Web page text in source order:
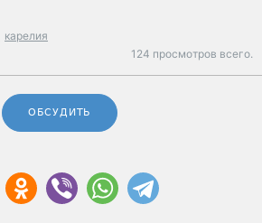
карелия
124 просмотров всего.
ОБСУДИТЬ